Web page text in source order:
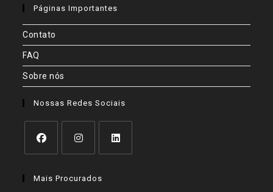
Páginas Importantes
Contato
FAQ
Sobre nós
Nossas Redes Sociais
em
uma
Mais Procurados